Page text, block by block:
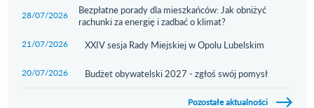
28/07/2026 Przejdź do aktualności
Bezpłatne porady dla mieszkańców: Jak obniżyć
rachunki za energię i zadbać o klimat?
21/07/2026 Przejdź do aktualności
XXIV sesja Rady Miejskiej w Opolu Lubelskim
20/07/2026 Przejdź do aktualności
Budżet obywatelski 2027 - zgłoś swój pomysł
Pozostałe aktualności